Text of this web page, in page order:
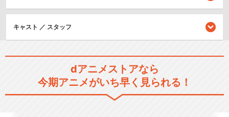
キャスト ／ スタッフ
dアニメストアなら
今期アニメがいち早く見られる！